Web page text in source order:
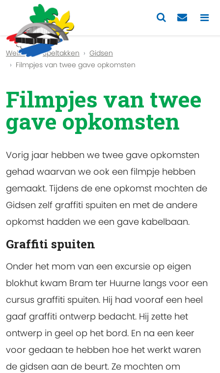
Previous
Welkom Speltakken
Gidsen
Filmpjes van twee gave opkomsten
Filmpjes van twee
gave opkomsten
Vorig jaar hebben we twee gave opkomsten
gehad waarvan we ook een filmpje hebben
gemaakt. Tijdens de ene opkomst mochten de
Gidsen zelf graffiti spuiten en met de andere
opkomst hadden we een gave kabelbaan.
Graffiti spuiten
Onder het mom van een excursie op eigen
blokhut kwam Bram ter Huurne langs voor een
cursus graffiti spuiten. Hij had vooraf een heel
gaaf graffiti ontwerp bedacht. Hij zette het
ontwerp in geel op het bord. En na een keer
voor gedaan te hebben hoe het werkt waren
de gidsen aan de beurt. Ze mochten om